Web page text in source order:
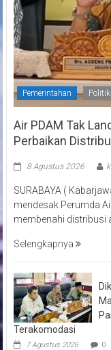
Pemerintahan Politik
Air PDAM Tak
Perbaikan
8 Agustus 2026
SURABAYA (
mendesak Perumda
membenahi distribusi
Selengkapnya
Terakomodasi
7 Agustus 2026 0